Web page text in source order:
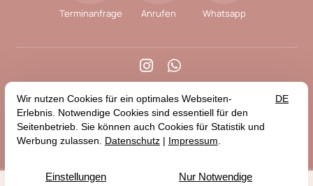
Terminanfrage Anrufen Whatsapp
© 2026 Sharqzad | AS Aesthetics — Site byprointernet
Blog Impressum
Datenschutz
Erklärung zur Barrierefreiheit
 